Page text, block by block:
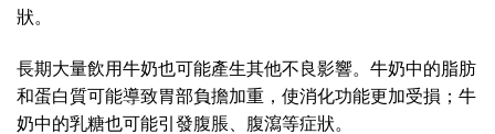
狀。
長期大量飲用牛奶也可能產生其他不良影響。牛奶中的脂肪
和蛋白質可能導致胃部負擔加重，使消化功能更加受損；牛
奶中的乳糖也可能引發腹脹、腹瀉等症狀。